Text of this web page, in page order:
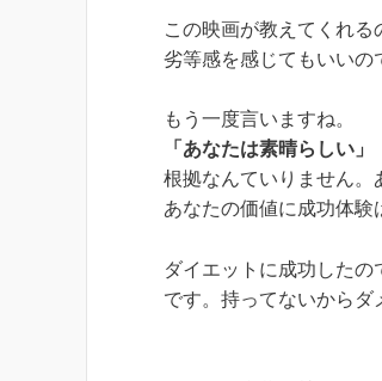
この映画が教えてくれる
劣等感を感じてもいいの
もう一度言いますね。
「あなたは素晴らしい」
根拠なんていりません。
あなたの価値に成功体験
ダイエットに成功した
です。持ってないからダ